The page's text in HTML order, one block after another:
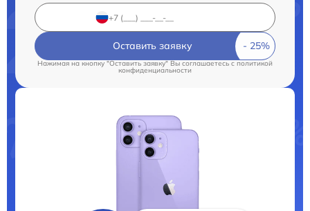
Оставить заявку
Нажимая на кнопку "Оставить заявку" Вы соглашаетесь cполитикой
конфиденциальности